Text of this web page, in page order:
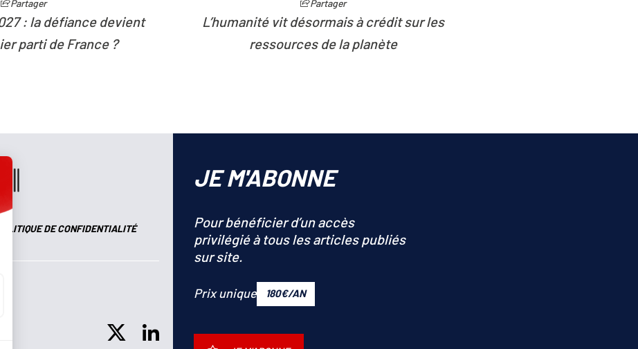
L’humanité vit désormais à crédit sur les
ressources de la planète
Plus de 26 % de la consommation
POLITIQUE DE CONFIDENTIALITÉ
JE M'ABONNE
Pour bénéficier d’un accès
privilégié à tous les articles publiés
sur site.
Prix unique 180€/AN